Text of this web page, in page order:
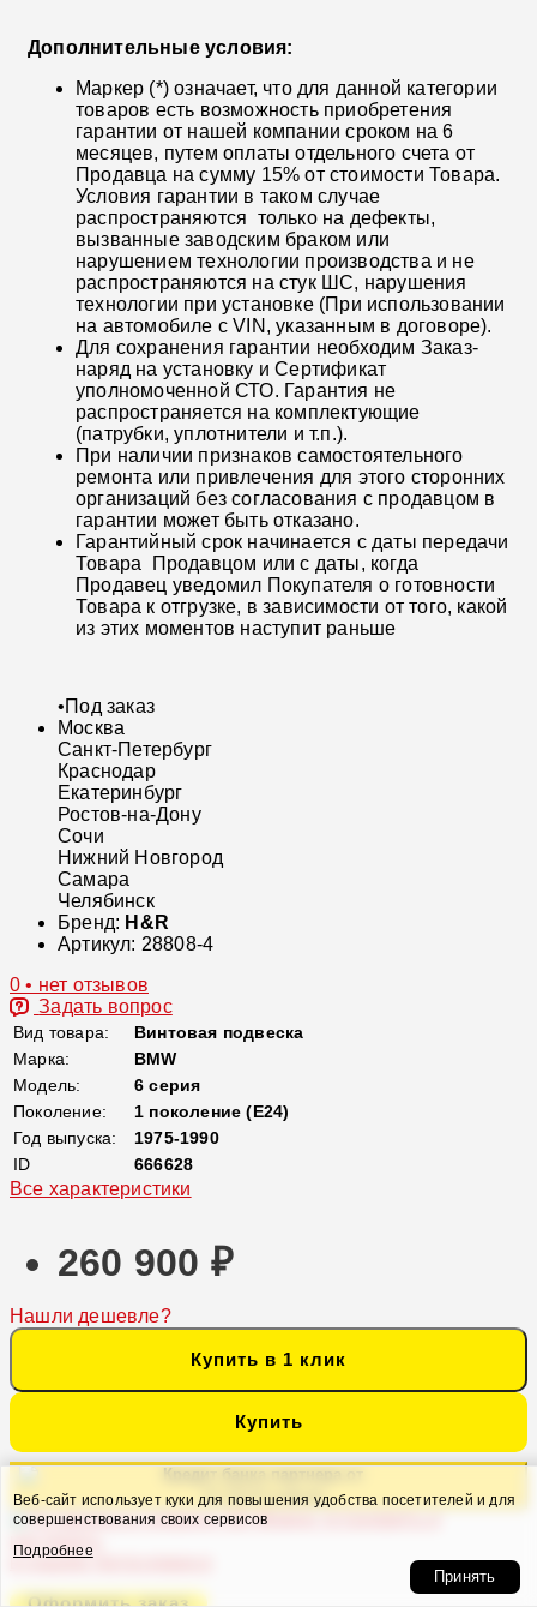
Дополнительные условия:
Маркер (*) означает, что для данной категории
товаров есть возможность приобретения
гарантии от нашей компании сроком на 6
месяцев, путем оплаты отдельного счета от
Продавца на сумму 15% от стоимости Товара.
Условия гарантии в таком случае
распространяются только на дефекты,
вызванные заводским браком или
нарушением технологии производства и не
распространяются на стук ШС, нарушения
технологии при установке (При использовании
на автомобиле с VIN, указанным в договоре).
Для сохранения гарантии необходим Заказ-
наряд на установку и Сертификат
уполномоченной СТО. Гарантия не
распространяется на комплектующие
(патрубки, уплотнители и т.п.).
При наличии признаков самостоятельного
ремонта или привлечения для этого сторонних
организаций без согласования с продавцом в
гарантии может быть отказано.
Гарантийный срок начинается с даты передачи
Товара Продавцом или с даты, когда
Продавец уведомил Покупателя о готовности
Товара к отгрузке, в зависимости от того, какой
из этих моментов наступит раньше
•Под заказ
Москва
Санкт-Петербург
Краснодар
Екатеринбург
Ростов-на-Дону
Сочи
Нижний Новгород
Самара
Челябинск
Бренд: H&R
Артикул: 28808-4
0 • нет отзывов
Задать вопрос
Вид товара:
Винтовая подвеска
Марка:
BMW
Модель:
6 серия
Поколение:
1 поколение (E24)
Год выпуска:
1975-1990
ID
666628
Все характеристики
260 900 ₽
Нашли дешевле?
Купить в 1 клик
Купить
Кредит банка партнера от
13 732 ₽ в месяц
Можно установить и
настроить
в нашем Автосервисе
Оформить заказ
Веб-сайт использует куки для повышения удобства посетителей и для
совершенствования своих сервисов
Подробнее
Принять